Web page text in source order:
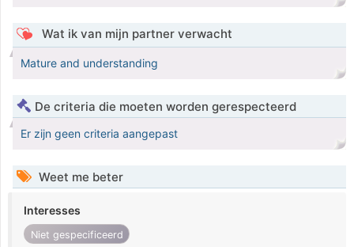
Wat ik van mijn partner verwacht
Mature and understanding
De criteria die moeten worden gerespecteerd
Er zijn geen criteria aangepast
Weet me beter
Interesses
Niet gespecificeerd